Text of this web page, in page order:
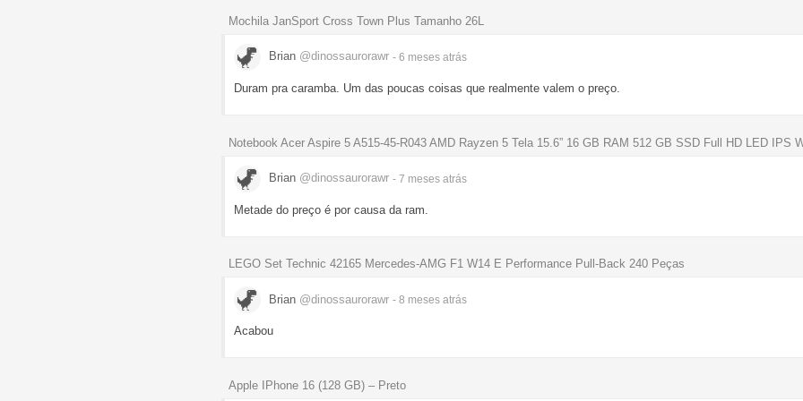
Mochila JanSport Cross Town Plus Tamanho 26L
Brian @dinossaurorawr - 6 meses atrás
Duram pra caramba. Um das poucas coisas que realmente valem o preço.
Notebook Acer Aspire 5 A515-45-R043 AMD Rayzen 5 Tela 15.6” 16 GB RAM 512 GB SSD Full HD LED IPS
Brian @dinossaurorawr - 7 meses atrás
Metade do preço é por causa da ram.
LEGO Set Technic 42165 Mercedes-AMG F1 W14 E Performance Pull-Back 240 Peças
Brian @dinossaurorawr - 8 meses atrás
Acabou
Apple IPhone 16 (128 GB) – Preto